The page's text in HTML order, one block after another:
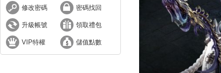
修改密碼 密碼找回
升級帳號 領取禮包
VIP特權 儲值點數